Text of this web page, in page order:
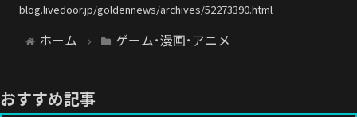
blog.livedoor.jp/goldennews/archives/52273390.html
ホーム ゲーム･漫画･アニメ
おすすめ記事